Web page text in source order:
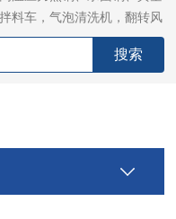
料车，气泡清洗机，翻转风